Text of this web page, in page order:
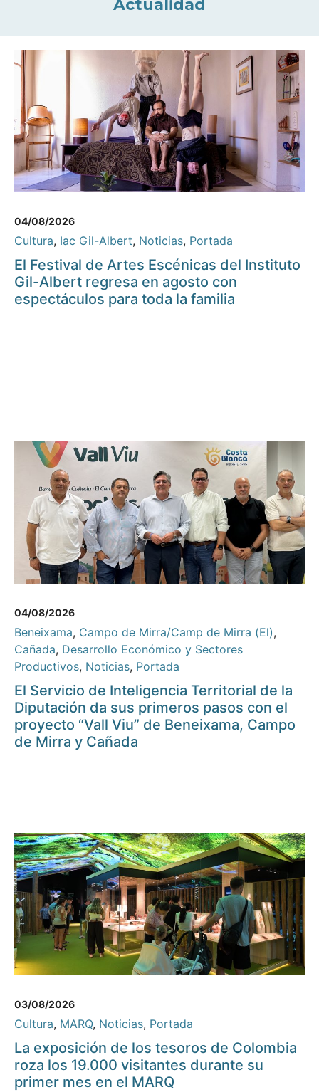
Actualidad
04/08/2026
Cultura, Iac Gil-Albert, Noticias, Portada
El Festival de Artes Escénicas del Instituto
Gil-Albert regresa en agosto con
espectáculos para toda la familia
04/08/2026
Beneixama, Campo de Mirra/Camp de Mirra (El),
Cañada, Desarrollo Económico y Sectores
Productivos, Noticias, Portada
El Servicio de Inteligencia Territorial de la
Diputación da sus primeros pasos con el
proyecto “Vall Viu” de Beneixama, Campo
de Mirra y Cañada
03/08/2026
Cultura, MARQ, Noticias, Portada
La exposición de los tesoros de Colombia
roza los 19.000 visitantes durante su
primer mes en el MARQ